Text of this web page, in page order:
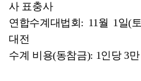
사 표충사
연합수계대법회: 11월 1일(
대전
수계 비용(동참금): 1인당 3만